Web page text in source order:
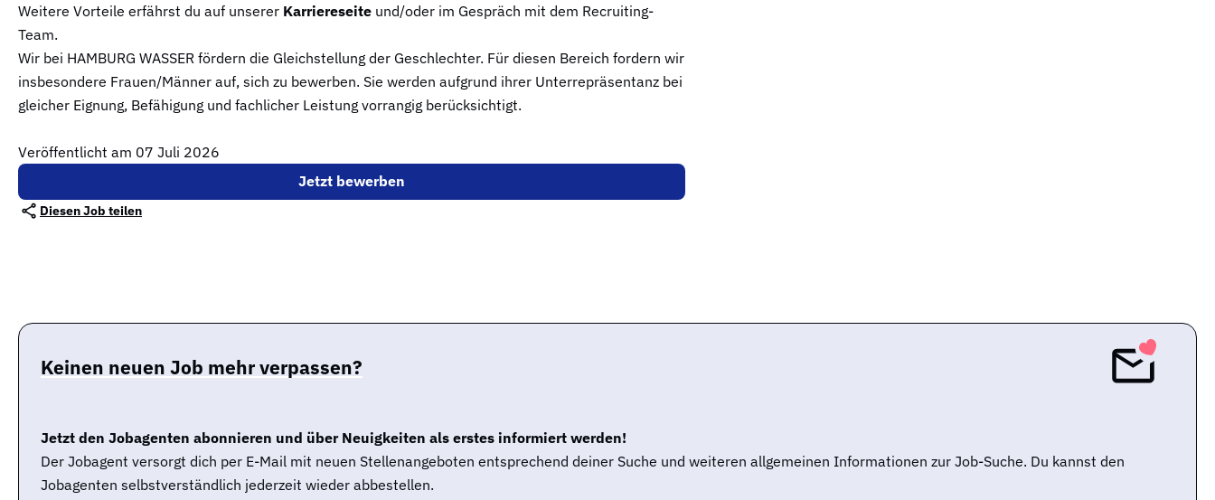
Weitere Vorteile erfährst du auf unserer Karriereseite und/oder im Gespräch mit dem Recruiting-
Team.
Wir bei HAMBURG WASSER fördern die Gleichstellung der Geschlechter. Für diesen Bereich fordern wir
insbesondere Frauen/Männer auf, sich zu bewerben. Sie werden aufgrund ihrer Unterrepräsentanz bei
gleicher Eignung, Befähigung und fachlicher Leistung vorrangig berücksichtigt.
Veröffentlicht am 07 Juli 2026
Jetzt bewerben
Diesen Job teilen
Keinen neuen Job mehr verpassen?
Jetzt den Jobagenten abonnieren und über Neuigkeiten als erstes informiert werden!
Der Jobagent versorgt dich per E-Mail mit neuen Stellenangeboten entsprechend deiner Suche und weiteren allgemeinen Informationen zur Job-Suche. Du kannst den
Jobagenten selbstverständlich jederzeit wieder abbestellen.